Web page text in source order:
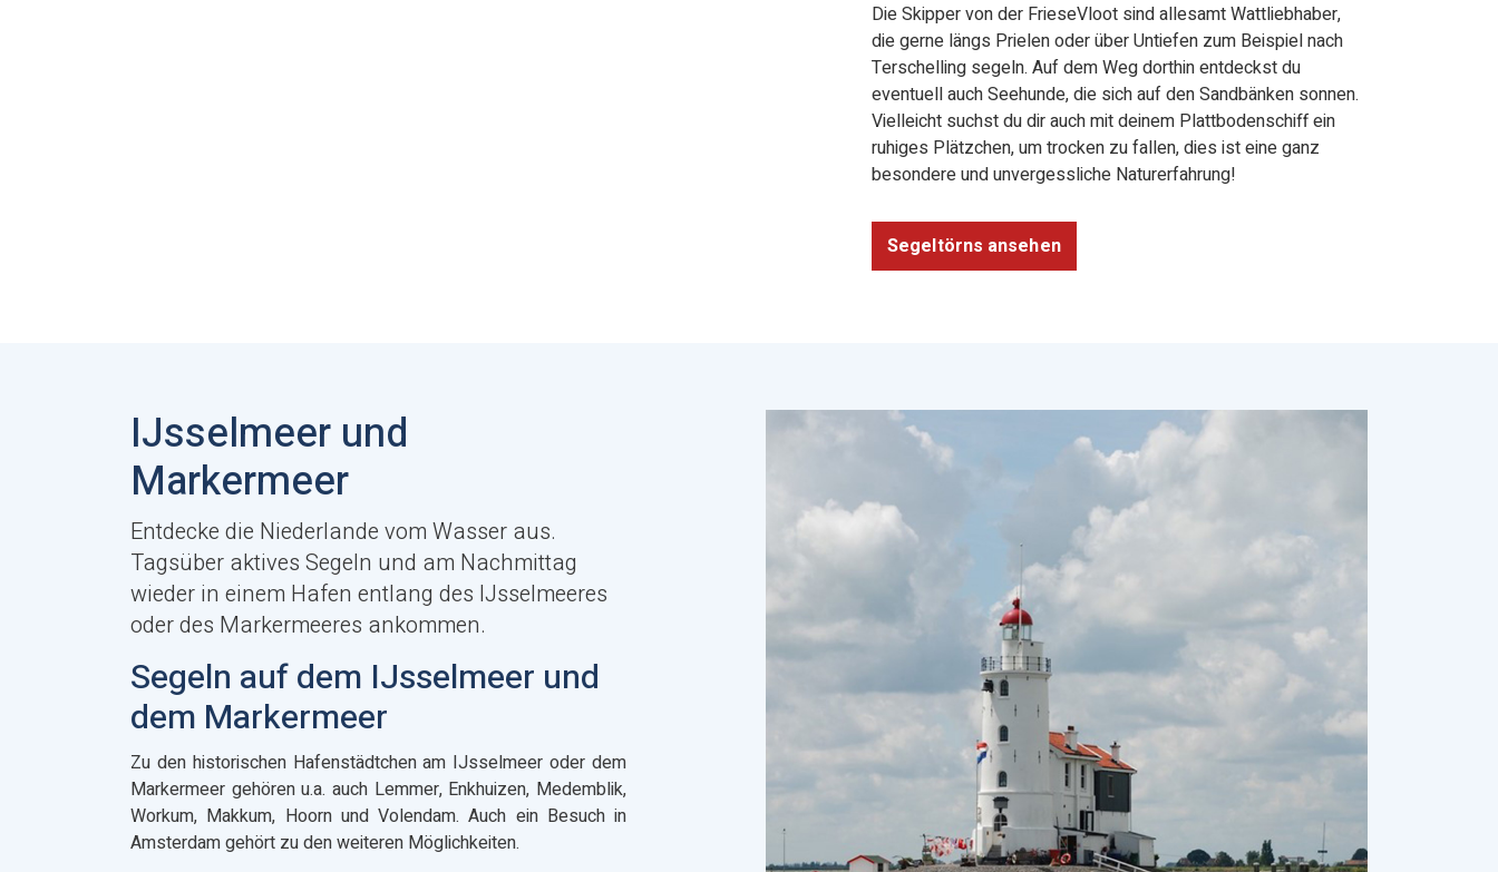
Die Skipper von der FrieseVloot sind allesamt Wattliebhaber,
die gerne längs Prielen oder über Untiefen zum Beispiel nach
Terschelling segeln. Auf dem Weg dorthin entdeckst du
eventuell auch Seehunde, die sich auf den Sandbänken sonnen.
Vielleicht suchst du dir auch mit deinem Plattbodenschiff ein
ruhiges Plätzchen, um trocken zu fallen, dies ist eine ganz
besondere und unvergessliche Naturerfahrung!
Segeltörns ansehen
IJsselmeer und
Markermeer
Entdecke die Niederlande vom Wasser aus.
Tagsüber aktives Segeln und am Nachmittag
wieder in einem Hafen entlang des IJsselmeeres
oder des Markermeeres ankommen.
Segeln auf dem IJsselmeer und
dem Markermeer
Zu den historischen Hafenstädtchen am IJsselmeer oder dem
Markermeer gehören u.a. auch Lemmer, Enkhuizen, Medemblik,
Workum, Makkum, Hoorn und Volendam. Auch ein Besuch in
Amsterdam gehört zu den weiteren Möglichkeiten.